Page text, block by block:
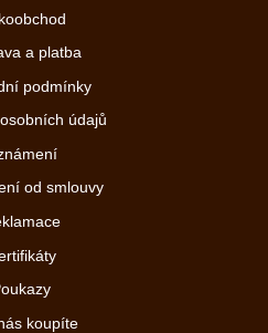
a platba
podmínky
údajů
od smlouvy
koupíte